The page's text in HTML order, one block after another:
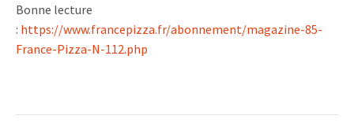
Bonne lecture
: https://www.francepizza.fr/abonnement/magazine-85-
France-Pizza-N-112.php